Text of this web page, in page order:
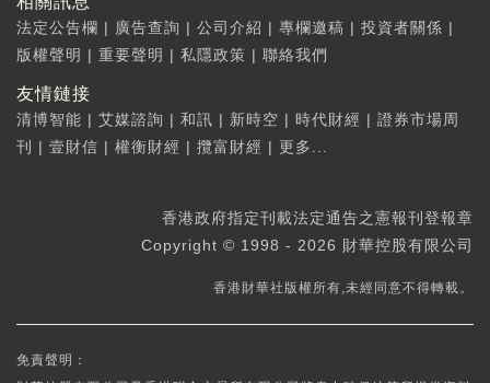
法定公告欄 | 廣告查詢 | 公司介紹 | 專欄邀稿 | 投資者關係 |
版權聲明 | 重要聲明 | 私隱政策 | 聯絡我們
友情鏈接
清博智能 | 艾媒諮詢 | 和訊 | 新時空 | 時代財經 | 證券市場周
刊
| 壹財信 | 權衡財經 | 攬富財經 | 更多...
香港政府指定刊載法定通告之憲報刊登報章
Copyright © 1998 - 2026 財華控股有限公司
香港財華社版權所有,未經同意不得轉載。
免責聲明：